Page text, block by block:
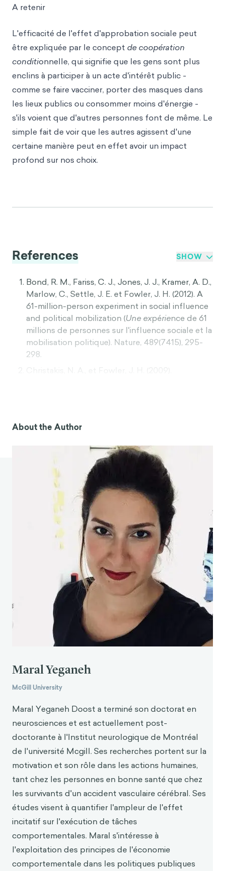
A retenir
L'efficacité de l'effet d'approbation sociale peut
être expliquée par le concept de coopération
conditionnelle, qui signifie que les gens sont plus
enclins à participer à un acte d'intérêt public -
comme se faire vacciner, porter des masques dans
les lieux publics ou consommer moins d'énergie -
s'ils voient que d'autres personnes font de même. Le
simple fait de voir que les autres agissent d'une
certaine manière peut en effet avoir un impact
profond sur nos choix.
References SHOW
Bond, R. M., Fariss, C. J., Jones, J. J., Kramer, A. D.,
Marlow, C., Settle, J. E. et Fowler, J. H. (2012). A
61-million-person experiment in social influence
and political mobilization (Une expérience de 61
millions de personnes sur l'influence sociale et la
mobilisation politique). Nature, 489(7415), 295-
298.
Huckfeldt, R. R. et Sprague, J. (1995).
and influence in an election campaign.
Cambridge University Press.
Critique de Facebook. (Dernière modification le
29 février 2020). Dans Wikipedia. Consulté le 25
ars 2020 à l'adresse suivante :
https://en.wikipedia.org/?curid=12878216
Allcott, Hunt. (2011). "Social Norms and Energy
Conservation" (Normes sociales et économies
d'énergie). Journal of Public Economics 95 :
About the Author
Maral Yeganeh
McGill University
Maral Yeganeh Doost a terminé son doctorat en
neurosciences et est actuellement post-
doctorante à l'Institut neurologique de Montréal
de l'université Mcgill. Ses recherches portent sur la
motivation et son rôle dans les actions humaines,
tant chez les personnes en bonne santé que chez
les survivants d'un accident vasculaire cérébral. Ses
études visent à quantifier l'ampleur de l'effet
incitatif sur l'exécution de tâches
comportementales. Maral s'intéresse à
l'exploitation des principes de l'économie
comportementale dans les politiques publiques